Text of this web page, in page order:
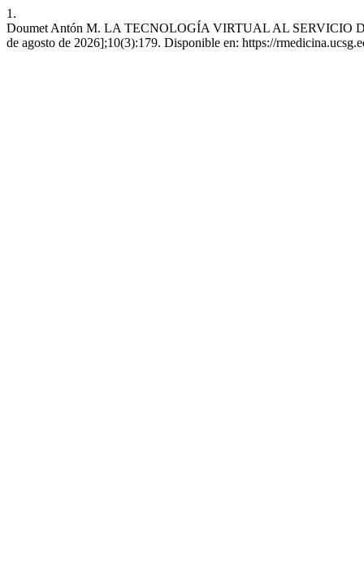
1.
Doumet Antón M. LA TECNOLOGÍA VIRTUAL AL SERVICIO
de agosto de 2026];10(3):179. Disponible en: https://